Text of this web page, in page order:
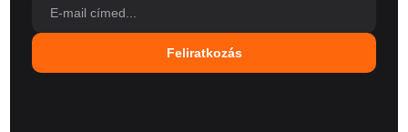
Feliratkozás